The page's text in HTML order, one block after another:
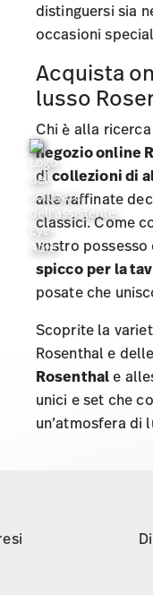
distinguersi sia
occasioni
Acquista
lusso
Chi è alla
negozio online
dicollezioni di
alle raffinate
classici. Come
vostro possesso
spicco per la
posate che
Scoprite la
Rosenthal e
Rosenthale
unici e set che
un’atmosfera di